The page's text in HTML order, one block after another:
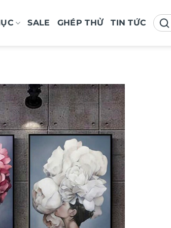
SALE GHÉP THỬ TIN TỨC
Tìm
kiếm: